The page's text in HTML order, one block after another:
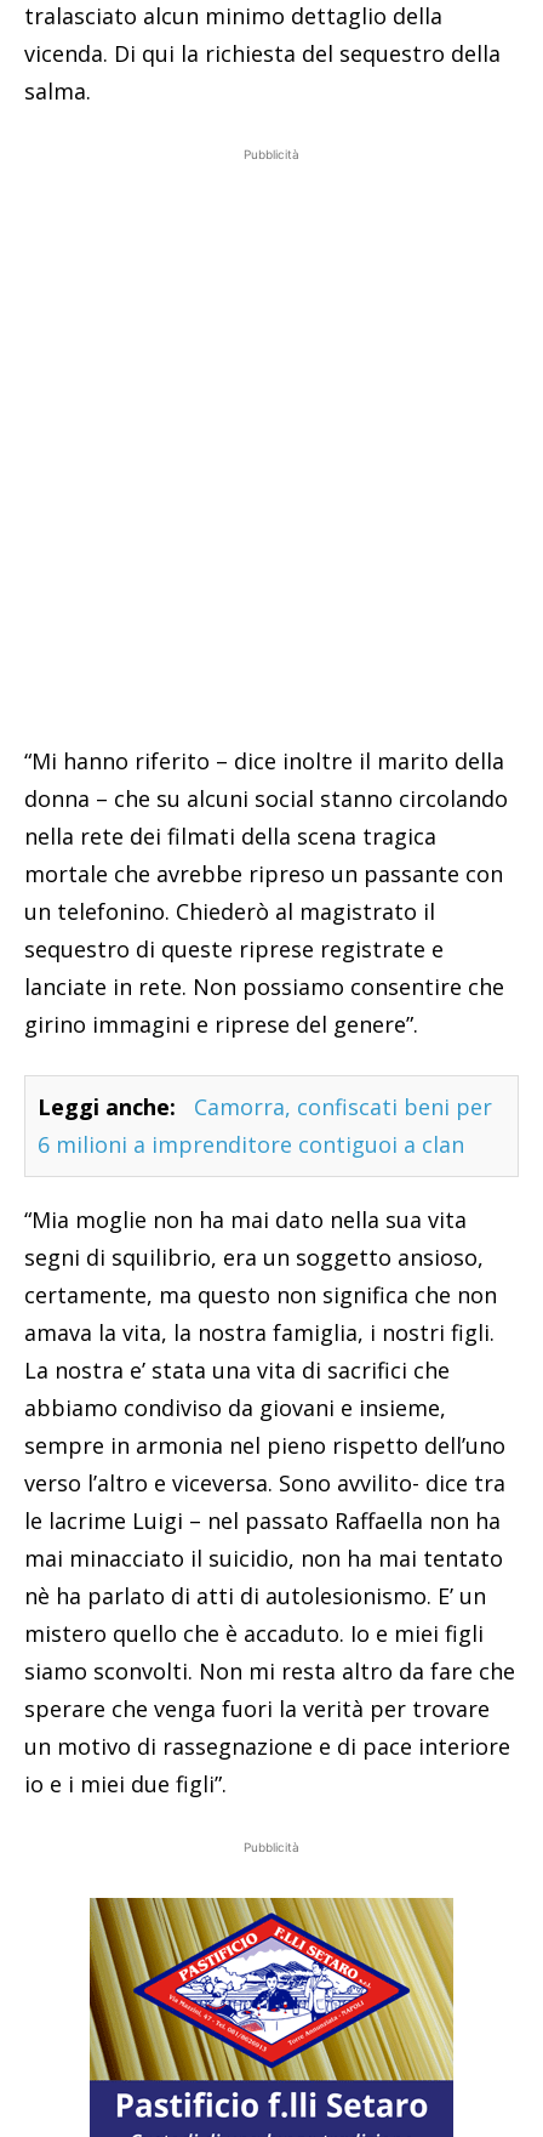
tralasciato alcun minimo dettaglio della
vicenda. Di qui la richiesta del sequestro della
salma.
Pubblicità
“Mi hanno riferito – dice inoltre il marito della
donna – che su alcuni social stanno circolando
nella rete dei filmati della scena tragica
mortale che avrebbe ripreso un passante con
un telefonino. Chiederò al magistrato il
sequestro di queste riprese registrate e
lanciate in rete. Non possiamo consentire che
girino immagini e riprese del genere”.
Leggi anche:
Camorra, confiscati beni per
6 milioni a imprenditore contiguoi a clan
“Mia moglie non ha mai dato nella sua vita
segni di squilibrio, era un soggetto ansioso,
certamente, ma questo non significa che non
amava la vita, la nostra famiglia, i nostri figli.
La nostra e’ stata una vita di sacrifici che
abbiamo condiviso da giovani e insieme,
sempre in armonia nel pieno rispetto dell’uno
verso l’altro e viceversa. Sono avvilito- dice tra
le lacrime Luigi – nel passato Raffaella non ha
mai minacciato il suicidio, non ha mai tentato
nè ha parlato di atti di autolesionismo. E’ un
mistero quello che è accaduto. Io e miei figli
siamo sconvolti. Non mi resta altro da fare che
sperare che venga fuori la verità per trovare
un motivo di rassegnazione e di pace interiore
io e i miei due figli”.
Pubblicità